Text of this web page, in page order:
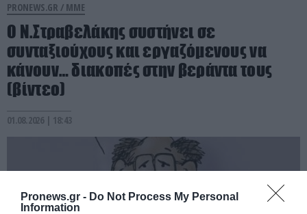
Pronews.gr - Do Not Process My Personal
Information
PRONEWS.GR / ΜΜΕ
Ο Ν.Στραβελάκης συστήνει σε
συνταξιούχους και εργαζόμενους να
κάνουν… διακοπές στην βεράντα τους
(βίντεο)
01.08.2026 | 18:43